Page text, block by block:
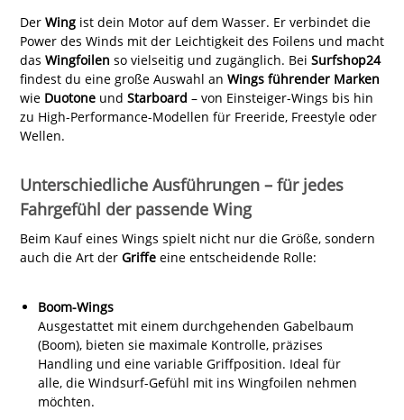
Der Wingist dein Motor auf dem Wasser. Er verbindet die
Power des Winds mit der Leichtigkeit des Foilens und macht
das Wingfoilen so vielseitig und zugänglich. Bei Surfshop24
findest du eine große Auswahl an Wings führender Marken
wie Duotoneund Starboard – von Einsteiger-Wings bis hin
zu High-Performance-Modellen für Freeride, Freestyle oder
Wellen.
Unterschiedliche Ausführungen – für jedes
Fahrgefühl der passende Wing
Beim Kauf eines Wings spielt nicht nur die Größe, sondern
auch die Art der Griffeeine entscheidende Rolle:
Boom-Wings
Ausgestattet mit einem durchgehenden Gabelbaum
(Boom), bieten sie maximale Kontrolle, präzises
Handling und eine variable Griffposition. Ideal für
alle, die Windsurf-Gefühl mit ins Wingfoilen nehmen
möchten.